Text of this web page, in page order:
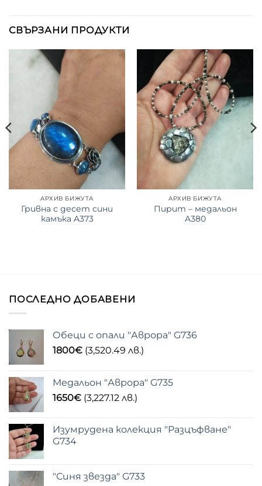
СВЪРЗАНИ ПРОДУКТИ
АРХИВ БИЖУТА
Гривна с десет сини
камъка A373
АРХИВ БИЖУТА
Пирит – медальон
A380
ПОСЛЕДНО ДОБАВЕНИ
Обеци с опали "Аврора" G736
1800€ (3,520.49 лв.)
Медальон "Аврора" G735
1650€ (3,227.12 лв.)
Изумрудена колекция "Разцъфване"
G734
"Синя звезда" G733